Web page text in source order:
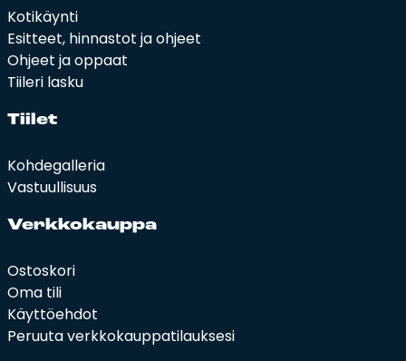
Kotikäynti
Esitteet, hinnastot ja ohjeet
Ohjeet ja oppaat
Tiileri lasku
Tii­let
Kohdegalleria
Vastuullisuus
Verk­ko­kaup­pa
Ostoskori
Oma tili
Käyttöehdot
Peruuta verkkokauppatilauksesi